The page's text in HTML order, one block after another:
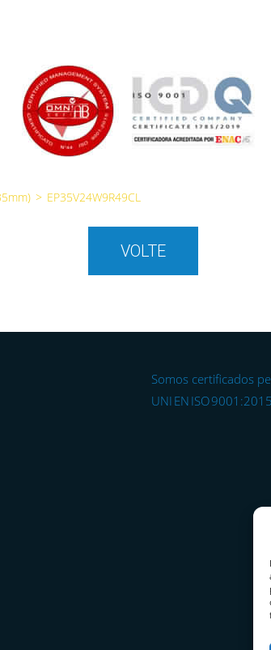
> EP35V24W9R49CL
VOLTE
Somos certificados
UNI EN ISO 9001:2015